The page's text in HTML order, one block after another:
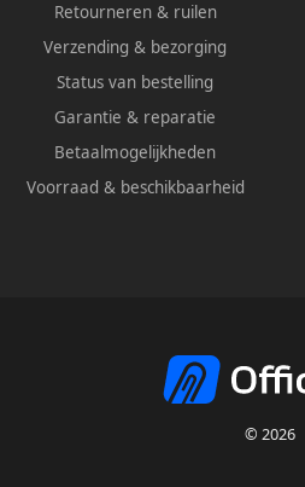
Retourneren & ruilen
Verzending & bezorging
Status van bestelling
Garantie & reparatie
Betaalmogelijkheden
Voorraad & beschikbaarheid
© 2026